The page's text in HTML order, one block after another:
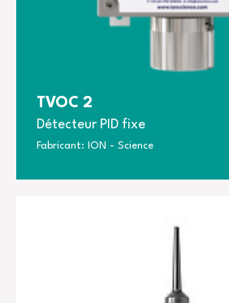
TVOC 2
Détecteur PID fixe
Fabricant: ION - Science